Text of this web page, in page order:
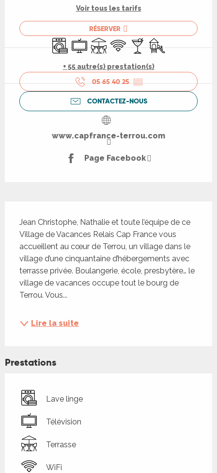
Voir tous les tarifs
RÉSERVER
Lave lingeTélévisionTerrasse
WiFi Bar / Buvette
Jeux pour enfants
+ 55 autre(s) prestation(s)
05 65 40 25 ▒▒
CONTACTEZ-NOUS
www.capfrance-terrou.com
Page Facebook
Jean Christophe, Nathalie et toute l’équipe de ce
Village de Vacances Relais Cap France vous
accueillent au cœur de Terrou, un village dans le
village d’une cinquantaine d’hébergements avec
terrasse privée. Boulangerie, école, presbytère… le
village de vacances occupe tout le bourg de
Terrou. Vous...
Lire la suite
Prestations
Lave linge
Télévision
Terrasse
WiFi